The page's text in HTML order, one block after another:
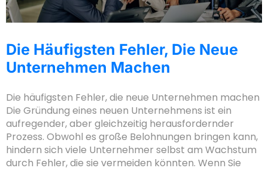
Die Häufigsten Fehler, Die Neue
Unternehmen Machen
Die häufigsten Fehler, die neue Unternehmen machen
Die Gründung eines neuen Unternehmens ist ein
aufregender, aber gleichzeitig herausfordernder
Prozess. Obwohl es große Belohnungen bringen kann,
hindern sich viele Unternehmer selbst am Wachstum
durch Fehler, die sie vermeiden könnten. Wenn Sie